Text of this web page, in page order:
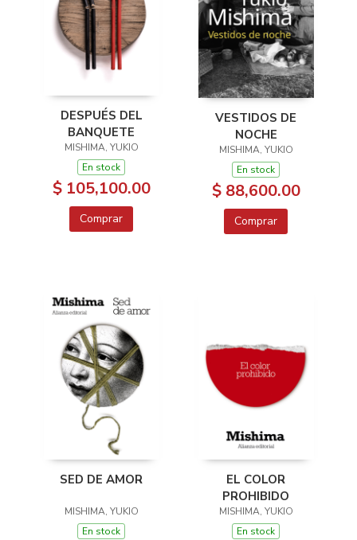
DESPUÉS DEL
BANQUETE
MISHIMA, YUKIO
En stock
$ 105,100.00
Comprar
VESTIDOS DE
NOCHE
MISHIMA, YUKIO
En stock
$ 88,600.00
Comprar
SED DE AMOR
MISHIMA, YUKIO
En stock
EL COLOR
PROHIBIDO
MISHIMA, YUKIO
En stock